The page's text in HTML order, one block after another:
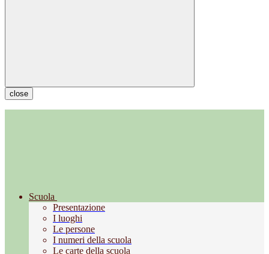
close
Scuola
Presentazione
I luoghi
Le persone
I numeri della scuola
Le carte della scuola